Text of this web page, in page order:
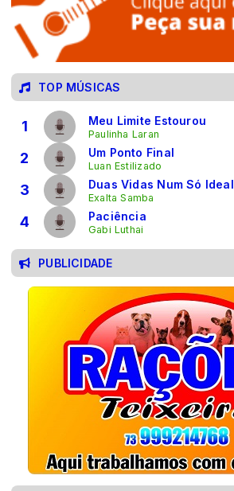
TOP MÚSICAS
1 Meu Limite Estourou
Paulinha Laran
2 Um Ponto Final
Luan Estilizado
3 Duas Vidas Num Só Ideal
Exalta Samba
4 Paciência
Gabi Luthai
PUBLICIDADE